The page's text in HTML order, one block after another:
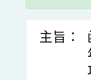
主旨：